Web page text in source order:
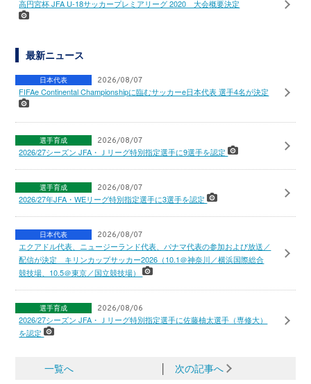
高円宮杯 JFA U-18サッカープレミアリーグ 2020 大会概要決定
最新ニュース
日本代表 2026/08/07
FIFAe Continental Championshipに臨むサッカーe日本代表 選手4名が決定
選手育成 2026/08/07
2026/27シーズン JFA・Ｊリーグ特別指定選手に9選手を認定
選手育成 2026/08/07
2026/27年JFA・WEリーグ特別指定選手に3選手を認定
日本代表 2026/08/07
エクアドル代表、ニュージーランド代表、パナマ代表の参加および放送／
配信が決定 キリンカップサッカー2026（10.1＠神奈川／横浜国際総合
競技場、10.5＠東京／国立競技場）
選手育成 2026/08/06
2026/27シーズン JFA・Ｊリーグ特別指定選手に佐藤柚太選手（専修大）
を認定
一覧へ │ 次の記事へ